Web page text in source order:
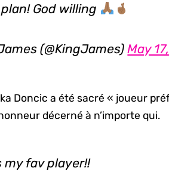
God willing
(@KingJames)May
Doncic a été sacré « joueur
décerné à n’importe qui.
my fav player!!